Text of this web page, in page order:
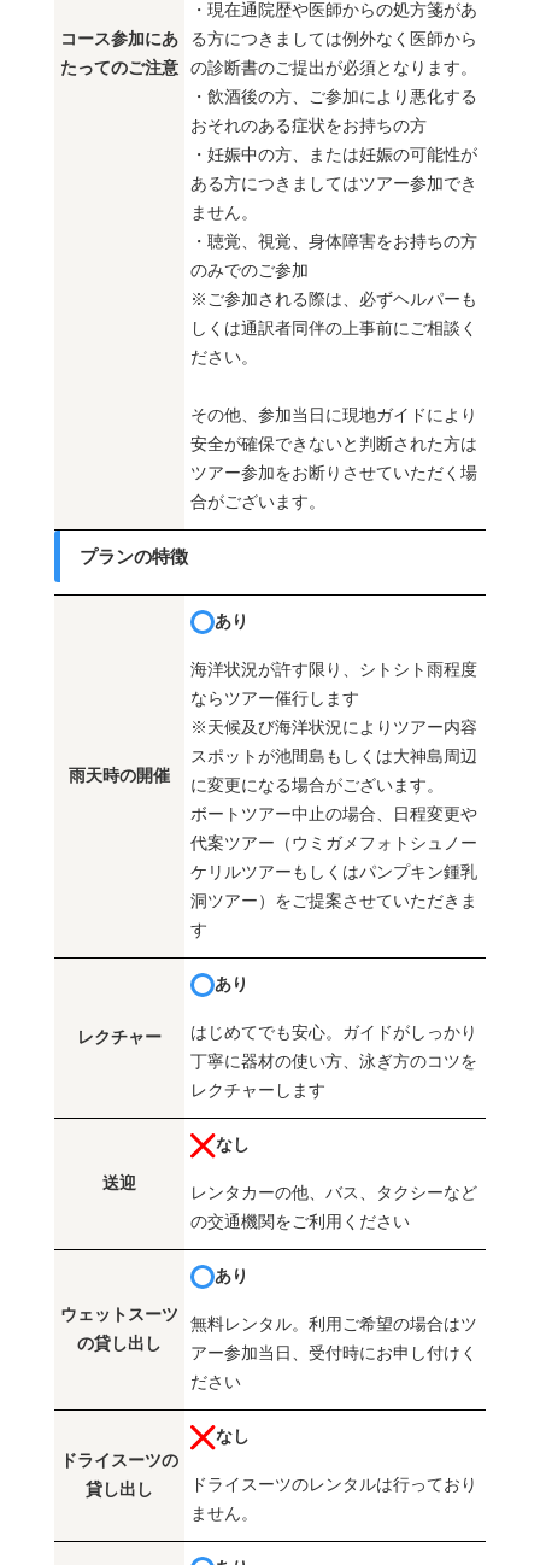
コース参加にあ
たってのご注意
・現在通院歴や医師からの処方箋があ
る方につきましては例外なく医師から
の診断書のご提出が必須となります。
・飲酒後の方、ご参加により悪化する
おそれのある症状をお持ちの方
・妊娠中の方、または妊娠の可能性が
ある方につきましてはツアー参加でき
ません。
・聴覚、視覚、身体障害をお持ちの方
のみでのご参加
※ご参加される際は、必ずヘルパーも
しくは通訳者同伴の上事前にご相談く
ださい。
その他、参加当日に現地ガイドにより
安全が確保できないと判断された方は
ツアー参加をお断りさせていただく場
合がございます。
プランの特徴
雨天時の開催
あり
海洋状況が許す限り、シトシト雨程度
ならツアー催行します
※天候及び海洋状況によりツアー内容
スポットが池間島もしくは大神島周辺
に変更になる場合がございます。
ボートツアー中止の場合、日程変更や
代案ツアー（ウミガメフォトシュノー
ケリルツアーもしくはパンプキン鍾乳
洞ツアー）をご提案させていただきま
す
レクチャー
あり
はじめてでも安心。ガイドがしっかり
丁寧に器材の使い方、泳ぎ方のコツを
レクチャーします
送迎
なし
レンタカーの他、バス、タクシーなど
の交通機関をご利用ください
ウェットスーツ
の貸し出し
あり
無料レンタル。利用ご希望の場合はツ
アー参加当日、受付時にお申し付けく
ださい
ドライスーツの
貸し出し
なし
ドライスーツのレンタルは行っており
ません。